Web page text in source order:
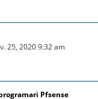
25, 2020 9:32 am
Pfsense